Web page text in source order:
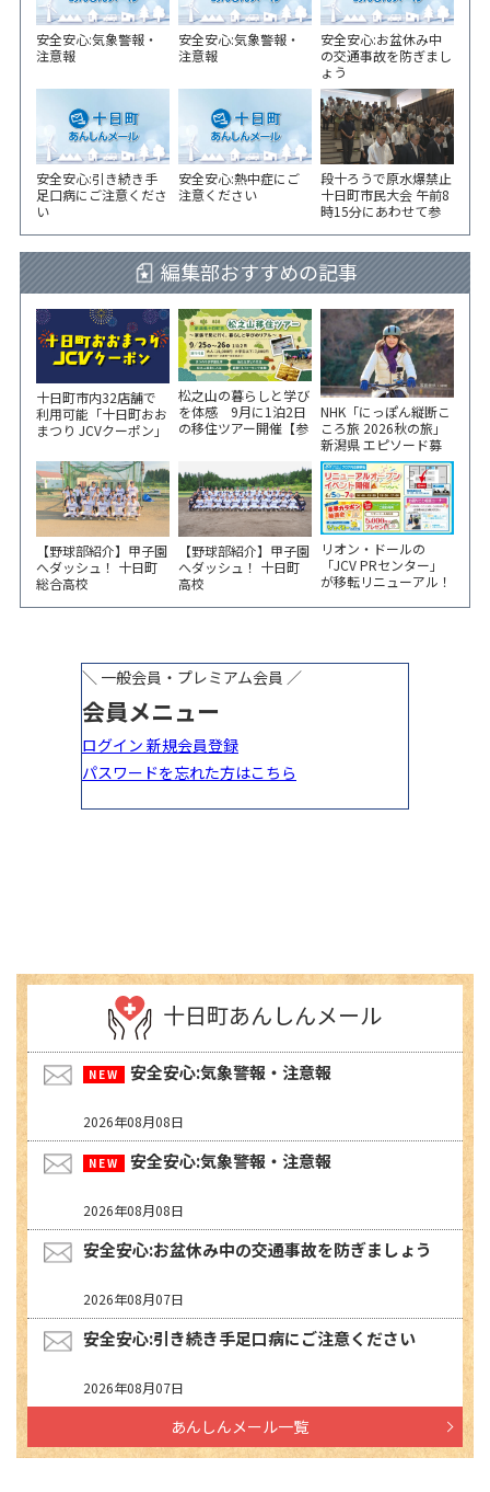
安全安心:気象警報・
注意報
安全安心:気象警報・
注意報
安全安心:お盆休み中
の交通事故を防ぎまし
ょう
安全安心:引き続き手
足口病にご注意くださ
い
安全安心:熱中症にご
注意ください
段十ろうで原水爆禁止
十日町市民大会 午前8
時15分にあわせて参
編集部おすすめの記事
十日町市内32店舗で
利用可能「十日町おお
まつり JCVクーポン」
い！
松之山の暮らしと学び
を体感 9月に1泊2日
の移住ツアー開催【参
NHK「にっぽん縦断こ
ころ旅 2026秋の旅」
新潟県 エピソード募
集中！
【野球部紹介】甲子園
へダッシュ！ 十日町
総合高校
【野球部紹介】甲子園
へダッシュ！ 十日町
高校
リオン・ドールの
「JCV PRセンター」
が移転リニューアル！
ベント開催
十日町あんしんメール
安全安心:気象警報・注意報
2026年08月08日
安全安心:気象警報・注意報
2026年08月08日
安全安心:お盆休み中の交通事故を防ぎましょう
2026年08月07日
安全安心:引き続き手足口病にご注意ください
2026年08月07日
あんしんメール一覧